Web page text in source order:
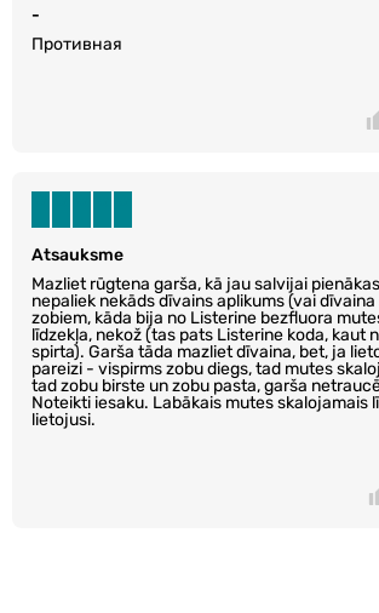
-
Противная
Atsauksme
Mazliet rūgtena garša, kā jau salvijai
nepaliek nekāds dīvains aplikums (vai
zobiem, kāda bija no Listerine bezfluora
līdzekļa, nekož (tas pats Listerine koda, kaut
spirta). Garša tāda mazliet dīvaina, bet, ja
pareizi - vispirms zobu diegs, tad mutes
tad zobu birste un zobu pasta, garša
Noteikti iesaku. Labākais mutes skalojamais
lietojusi.